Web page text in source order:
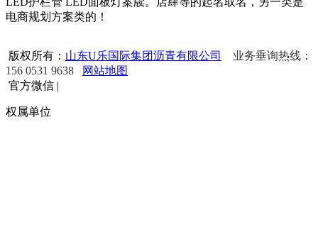
电商规划方案类的！
版权所有： 山东U乐国际集团沥青有限公司
业务垂询热线：
156 0531 9638
网站地图
官方微信 |
权属单位